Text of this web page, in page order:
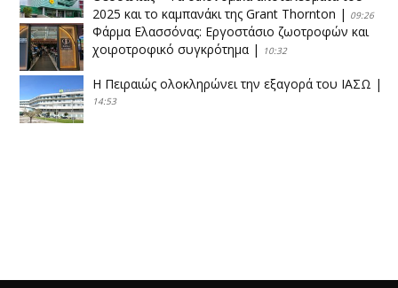
2025 και το καμπανάκι της Grant Thornton | 09:26
Φάρμα Ελασσόνας: Εργοστάσιο ζωοτροφών και
χοιροτροφικό συγκρότημα | 10:32
Η Πειραιώς ολοκληρώνει την εξαγορά του ΙΑΣΩ |
14:53